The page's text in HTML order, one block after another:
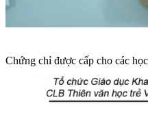
Chứng chỉ được cấp cho các